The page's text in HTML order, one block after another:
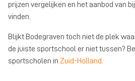
prijzen vergelijken en het aanbod van
vinden.
Blijkt Bodegraven toch niet de plek
de juiste sportschool er niet tussen?
sportscholen in Zuid-Holland